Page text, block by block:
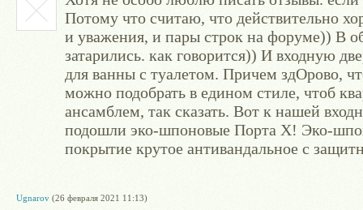
Потому что считаю, что действительно
и уважения, и пары строк на форуме)) В
затарились. как говорится)) И входную
для ванны с туалетом. Причем здОрово,
можно подобрать в едином стиле, чтоб
ансамблем, так сказать. Вот к нашей
подошли эко-шпоновые Порта Х! Эко-
покрытие крутое антивандальное с
Ugnarov (26 февраля 2021 11:13)